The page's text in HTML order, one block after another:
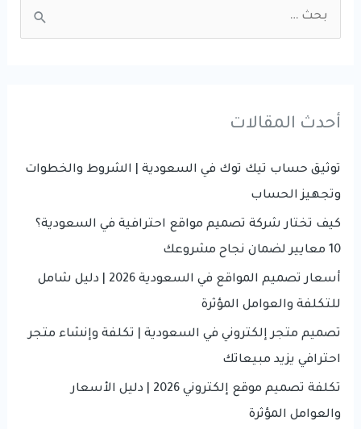
وكيف
يتم
c
f
أحدث المقالات
توثيق حساب تيك توك في السعودية | الشروط والخطوات
وتجهيز الحساب
كيف تختار شركة تصميم مواقع احترافية في السعودية؟
10 معايير لضمان نجاح مشروعك
أسعار تصميم المواقع في السعودية 2026 | دليل شامل
للتكلفة والعوامل المؤثرة
تصميم متجر إلكتروني في السعودية | تكلفة وإنشاء متجر
احترافي يزيد مبيعاتك
تكلفة تصميم موقع إلكتروني 2026 | دليل الأسعار
والعوامل المؤثرة